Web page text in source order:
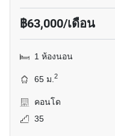
฿63,000/เดือน
1 ห้องนอน
65 ม.2
คอนโด
35